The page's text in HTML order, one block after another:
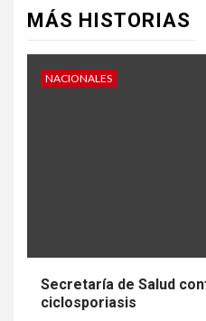
MÁS HISTORIAS
NACIONALES
Secretaría de Salud
ciclosporiasis